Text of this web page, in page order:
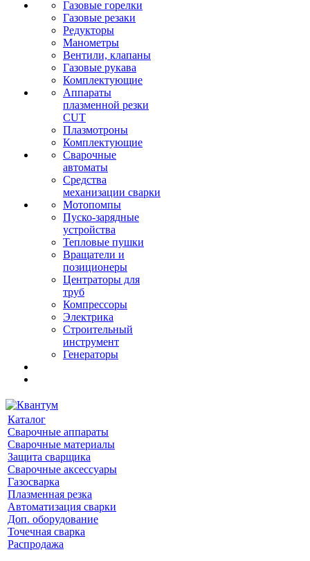
Газовые горелки
Газовые резаки
Редукторы
Манометры
Вентили, клапаны
Газовые рукава
Комплектующие
Аппараты
плазменной резки
CUT
Плазмотроны
Комплектующие
Сварочные
автоматы
Средства
механизации сварки
Мотопомпы
Пуско-зарядные
устройства
Тепловые пушки
Вращатели и
позиционеры
Центраторы для
труб
Компрессоры
Электрика
Строительный
инструмент
Генераторы
Каталог
Сварочные аппараты
Сварочные материалы
Защита сварщика
Сварочные аксессуары
Газосварка
Плазменная резка
Автоматизация сварки
Доп. оборудование
Точечная сварка
Распродажа